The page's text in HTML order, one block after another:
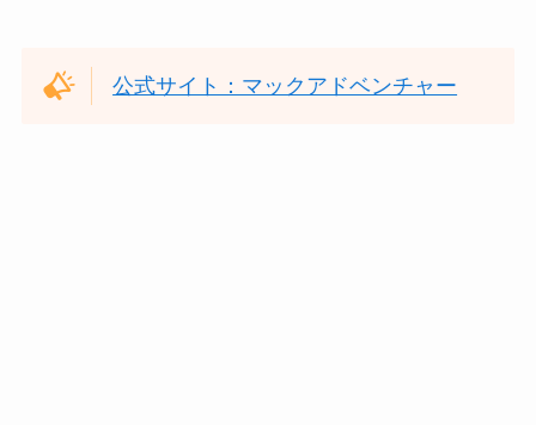
公式サイト：マックアドベンチャー